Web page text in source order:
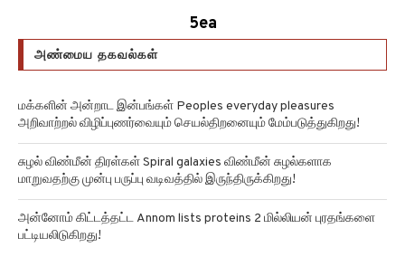
5ea
அண்மைய தகவல்கள்
அறிவாற்றல் விழிப்புணர்வையும் செயல்திறனையும் மேம்படுத்துகிறது!
மாறுவதற்கு முன்பு பருப்பு வடிவத்தில் இருந்திருக்கிறது!
பட்டியலிடுகிறது!